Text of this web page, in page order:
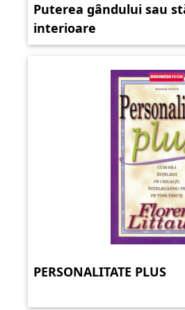
Puterea gândului sau
interioare
PERSONALITATE PLUS